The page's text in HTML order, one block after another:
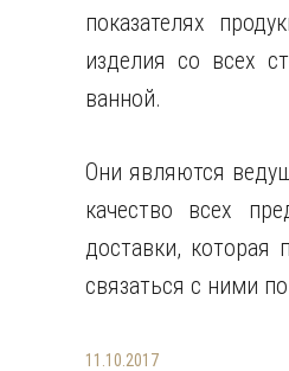
показателях
изделия со всех
ванной.
Они являются
качество всех
доставки, которая
связаться с ними
11.10.2017